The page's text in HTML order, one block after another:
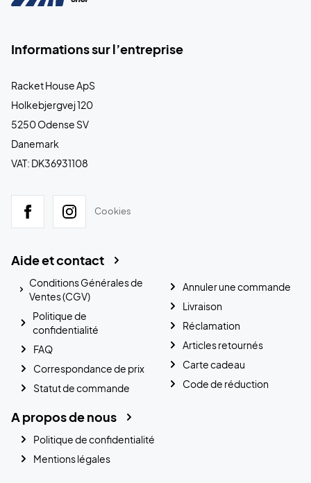
Informations sur l’entreprise
Racket House ApS
Holkebjergvej 120
5250 Odense SV
Danemark
VAT: DK36931108
Cookies
Aide et contact
Conditions Générales de
Ventes (CGV)
Politique de
confidentialité
FAQ
Correspondance de prix
Statut de commande
Annuler une commande
Livraison
Réclamation
Articles retournés
Carte cadeau
Code de réduction
A propos de nous
Politique de confidentialité
Mentions légales